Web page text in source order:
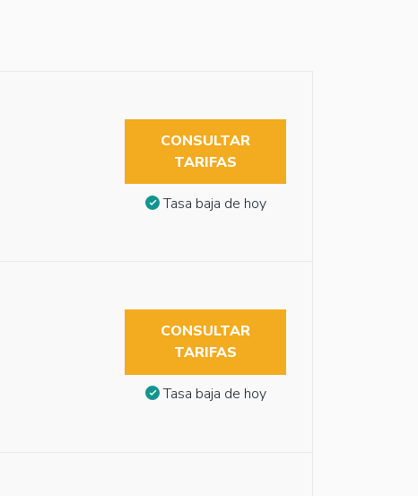
CONSULTAR
TARIFAS
Tasa baja de hoy
CONSULTAR
TARIFAS
Tasa baja de hoy